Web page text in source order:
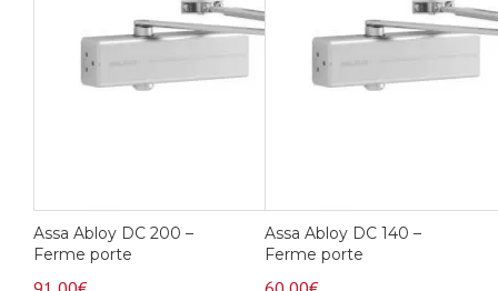
Assa Abloy DC 200 –
Ferme porte
Assa Abloy DC 140 –
Ferme porte